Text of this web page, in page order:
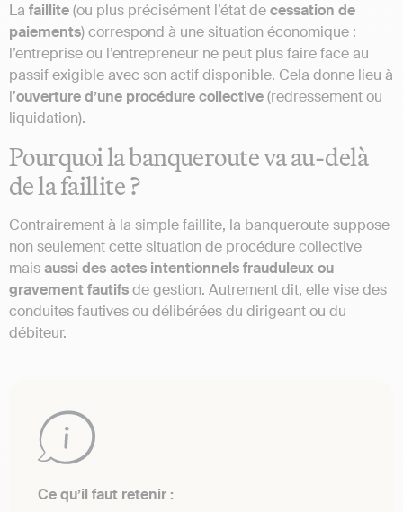
La faillite(ou plus précisément l’état decessation de
paiements) correspond à une situation économique :
l’entreprise ou l’entrepreneur ne peut plus faire face au
passif exigible avec son actif disponible. Cela donne lieu à
l’ouverture d’une procédure collective(redressement ou
liquidation).
Pourquoi la banqueroute va au-delà
de la faillite ?
Contrairement à la simple faillite, la banqueroute suppose
non seulement cette situation de procédure collective
maisaussi des actes intentionnels frauduleux ou
gravement fautifsde gestion. Autrement dit, elle vise des
conduites fautives ou délibérées du dirigeant ou du
débiteur.
Ce qu’il faut retenir :